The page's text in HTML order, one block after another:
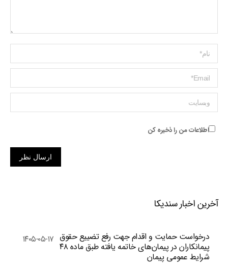
Name *
ایمیل *
وبسایت
اطلاعات من را ذخیره کن
ارسال نظر
آخرین اخبار سندیکا
درخواست حمایت و اقدام جهت رفع تضییع حقوق
پیمانکاران در پیمان‌های خاتمه یافته طبق ماده ۴۸
شرایط عمومی پیمان
۱۴۰۵-۰۵-۱۷